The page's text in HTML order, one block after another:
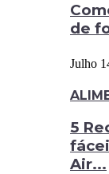
de
Julho
5
Air...